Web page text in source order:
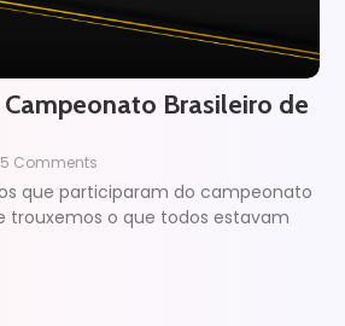
Brasileiro de
Comments
que participaram do campeonato
trouxemos o que todos estavam